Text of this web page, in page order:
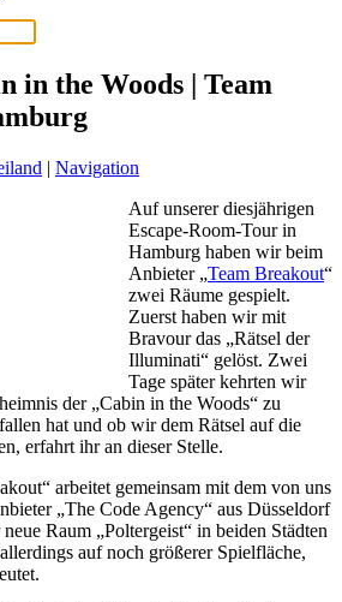
in the Woods | Team
| Navigation
Auf unserer diesjährigen
Escape-Room-Tour in
Hamburg haben wir beim
Anbieter „Team Breakout“
zwei Räume gespielt.
Zuerst haben wir mit
Bravour das „Rätsel der
Illuminati“ gelöst. Zwei
Tage später kehrten wir
der „Cabin in the Woods“ zu
hat und ob wir dem Rätsel auf die
erfahrt ihr an dieser Stelle.
arbeitet gemeinsam mit dem von uns
„The Code Agency“ aus Düsseldorf
Raum „Poltergeist“ in beiden Städten
auf noch größerer Spielfläche,